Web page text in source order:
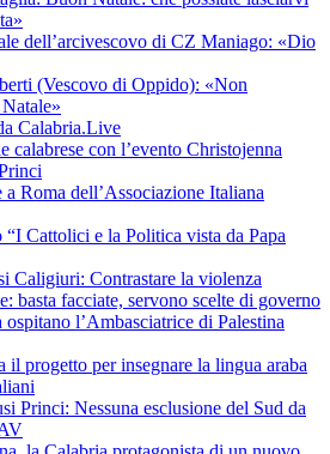
dell’arcivescovo di CZ Maniago: «Dio
(Vescovo di Oppido): «Non
Calabria.Live
calabrese con l’evento Christojenna
Roma dell’Associazione Italiana
Cattolici e la Politica vista da Papa
Caligiuri: Contrastare la violenza
basta facciate, servono scelte di governo
l’Ambasciatrice di Palestina
il progetto per insegnare la lingua araba
Princi: Nessuna esclusione del Sud da